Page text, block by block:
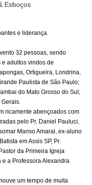
Esboços
e liderança
32 pessoas, sendo
adultos vindos de
Ortigueira, Londrina,
Paulista de São Paulo;
do Mato Grosso do Sul;
ricamente abençoados com
pelo Pr. Daniel Pauluci,
Manso Amaral, ex-aluno
em Assis SP, Pr.
da Primeira Igreja
e a Professora Alexandra
um tempo de muita